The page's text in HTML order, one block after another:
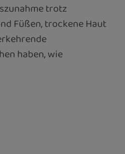
trotz
Füßen, trockene Haut
haben, wie